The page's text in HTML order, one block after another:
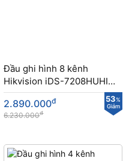
Đầu ghi hình 8 kênh
Hikvision iDS-7208HUHI-
M1/E hỗ trợ HDD 10TB
53%
Giảm
2.890.000đ
6.230.000đ